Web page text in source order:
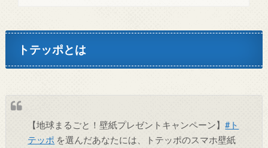
トテッポとは
【地球まるごと！壁紙プレゼントキャンペーン】#ト
テッポ を選んだあなたには、トテッポのスマホ壁紙